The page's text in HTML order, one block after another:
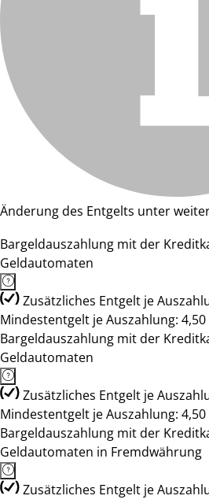
Änderung des Entgelts unter
Bargeldauszahlung mit der
Geldautomaten
Zusätzliches Entgelt je
Mindestentgelt je Auszahlung: 4,50
Bargeldauszahlung mit der
Geldautomaten
Zusätzliches Entgelt je
Mindestentgelt je Auszahlung: 4,50
Bargeldauszahlung mit der
Geldautomaten in Fremdwährung
Zusätzliches Entgelt je